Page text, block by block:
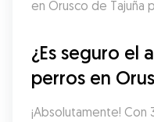
en Orusco de Tajuña
¿Es seguro el
perros en
¡Absolutamente! Con